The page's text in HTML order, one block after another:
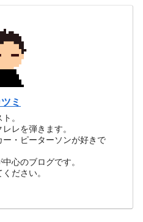
ミ
。
レを弾きます。
・ピーターソンが好きで
心のブログです。
ださい。